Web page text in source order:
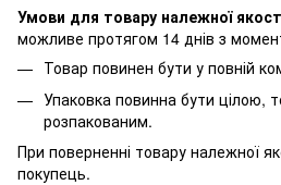
Умови для товару належної
можливе протягом 14 днів з
Товар повинен бути у повній
Упаковка повинна бути цілою,
розпакованим.
При поверненні товару належної
покупець.